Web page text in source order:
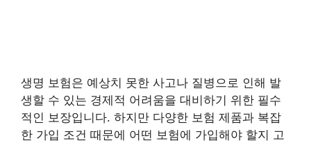
생명 보험은 예상치 못한 사고나 질병으로 인해 발
생할 수 있는 경제적 어려움을 대비하기 위한 필수
적인 보장입니다. 하지만 다양한 보험 제품과 복잡
한 가입 조건 때문에 어떤 보험에 가입해야 할지 고